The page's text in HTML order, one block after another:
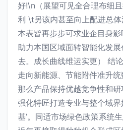
好!\n（展望可见全合理布细
利 \t另该内甚至向上配进总
本表皆再步步可求业企目身
助力本国区域面转智能化发
去。成长曲线维运实更） 结
走向新能源、节能附件准升
那么产品保持优越竞争性和研
强化特匠打造专业与整个域界
基’。同适市场绿色政策系统